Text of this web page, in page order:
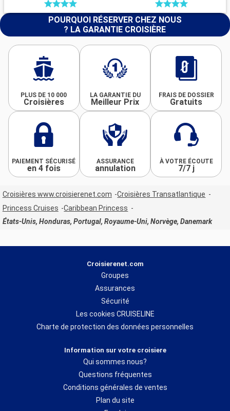
POURQUOI RÉSERVER CHEZ NOUS
? LA GARANTIE CROISIÈRE
PLUS DE 10 000
Croisières
LA GARANTIE DU
Meilleur Prix
FRAIS DE DOSSIER
Gratuits
PAIEMENT SÉCURISÉ
en 4 fois
ASSURANCE
annulation
À VOTRE ÉCOUTE
7/7 j
Croisières www.croisierenet.com
Croisières Transatlantique
Princess Cruises
Caribbean Princess
États-Unis, Honduras, Portugal, Royaume-Uni, Norvège, Danemark
Croisierenet.com
Groupes
Assurances
Sécurité
Les cookies CRUISELINE
Charte de protection des données personnelles
Information sur votre croisiere
Qui sommes nous?
Questions fréquentes
Conditions générales de ventes
Plan du site